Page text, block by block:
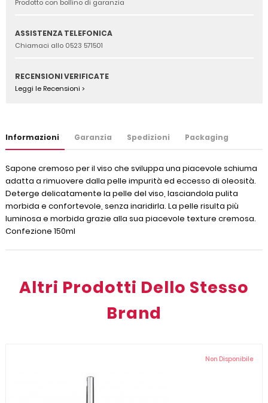
Prodotto con bollino di garanzia
ASSISTENZA TELEFONICA
Chiamaci allo 0523 571501
RECENSIONI VERIFICATE
Leggi le Recensioni >
Informazioni Garanzia Spedizioni Packaging
Sapone cremoso per il viso che sviluppa una piacevole schiuma
adatta a rimuovere dalla pelle impurità ed eccesso di oleosità.
Deterge delicatamente la pelle del viso, lasciandola pulita
morbida e confortevole, senza inaridirla. La pelle risulta più
luminosa e morbida grazie alla sua piacevole texture cremosa.
Confezione 150ml
Altri Prodotti Dello Stesso
Brand
Non Disponibile